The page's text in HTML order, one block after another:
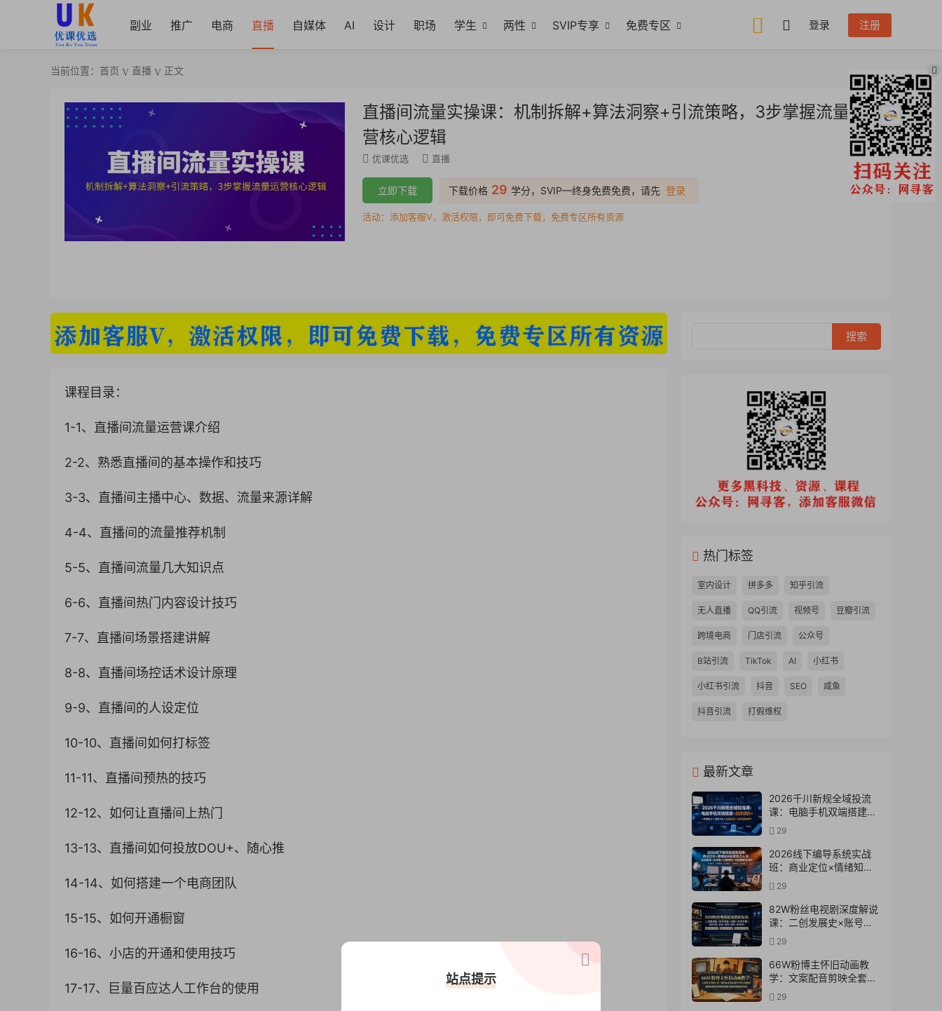
副业 推广 电商 直播 自媒体 AI 设计 职场 学生 两性 SVIP专享 免费专区 登录 注册
当前位置： 首页 直播 正文
直播间流量实操课：机制拆解+算法洞察+引流策略，3步掌握流量运
营核心逻辑
优课优选 直播 推广
下载价格 29 学分，SVIP—终身免费免费，请先 登录
立即下载
活动：添加客服V，激活权限，即可免费下载，免费专区所有资源
课程目录：
1-1、直播间流量运营课介绍
2-2、熟悉直播间的基本操作和技巧
3-3、直播间主播中心、数据、流量来源详解
4-4、直播间的流量推荐机制
5-5、直播间流量几大知识点
6-6、直播间热门内容设计技巧
7-7、直播间场景搭建讲解
8-8、直播间场控话术设计原理
9-9、直播间的人设定位
10-10、直播间如何打标签
11-11、直播间预热的技巧
12-12、如何让直播间上热门
13-13、直播间如何投放DOU+、随心推
14-14、如何搭建一个电商团队
15-15、如何开通橱窗
16-16、小店的开通和使用技巧
17-17、巨量百应达人工作台的使用
热门标签
室内设计 拼多多 知乎引流
无人直播 QQ引流 视频号 豆瓣引流
跨境电商 门店引流 公众号
B站引流 TikTok AI 小红书
小红书引流 抖音 SEO 咸鱼
抖音引流 打假维权
最新文章
2026千川新规全域投流
课：电脑手机双端搭建×
出价调价×素材优化×赔付
卡点×起量权重×全套落地
教学
29
2026线下编导系统实战
班：商业定位×情绪知识
获客观点人设五类脚本
×AI文案×口播拍摄×抖加
投放全链路
29
82W粉丝电视剧深度解说
课：二创发展史×账号准
备×选题×资源下载×爆款
文案×配音×剪辑×封面×
独家签约
29
66W粉博主怀旧动画教
学：文案配音剪映全套｜
精选独家收徒商单完整实
操教程
29
站点提示